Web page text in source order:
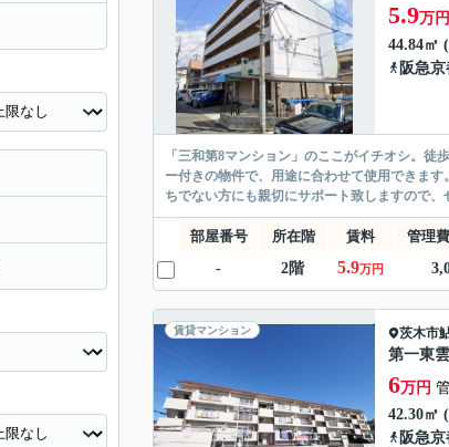
5.9万円
44.84㎡
阪急
「三和第8マンション」のここがイチオシ。
ー付きの物件で、用途に合わせて使用できま
ちでない方にも親切にサポート致しますので、
部屋番号 所在階 賃料 管理
-
2階 5.9万円
賃貸マンション 茨木市
第一東
6万円
42.30㎡
阪急